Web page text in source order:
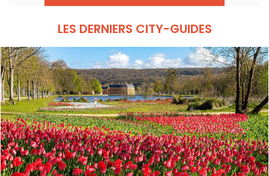
informations pratiques à connaître avant de
LES DERNIERS CITY-GUIDES